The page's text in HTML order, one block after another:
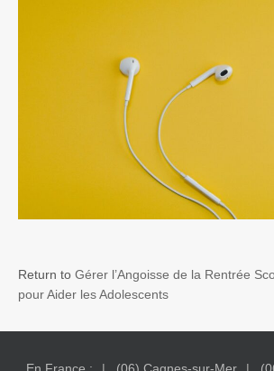
Return to Gérer l’Angoisse de la Rentrée
pour Aider les Adolescents